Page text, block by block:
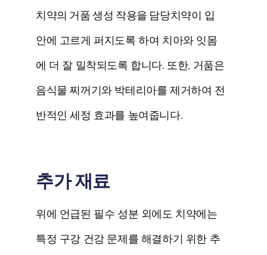
치약의 거품 생성 작용을 담당치약이 입
안에 고르게 퍼지도록 하여 치아와 잇몸
에 더 잘 밀착되도록 합니다. 또한, 거품은
음식물 찌꺼기와 박테리아를 제거하여 전
반적인 세정 효과를 높여줍니다.
추가 재료
위에 언급된 필수 성분 외에도 치약에는
특정 구강 건강 문제를 해결하기 위한 추